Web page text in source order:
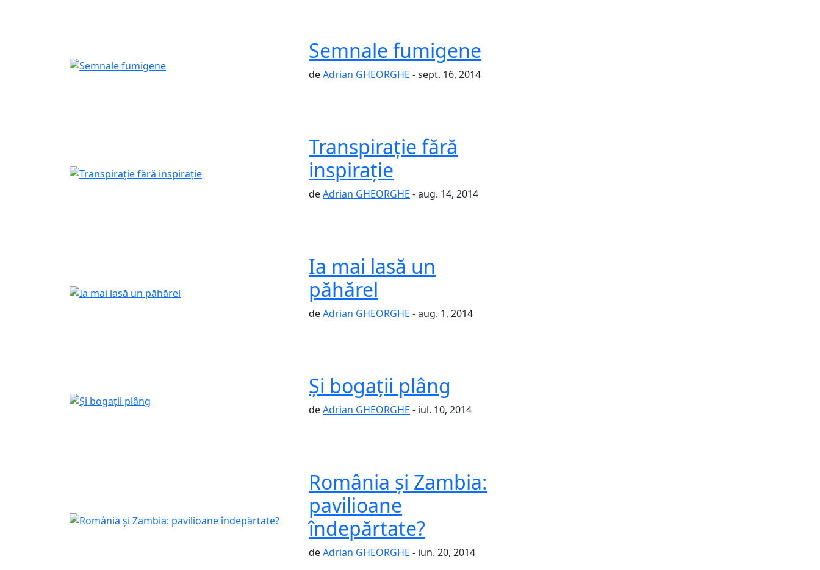
Semnale fumigene
deAdrian GHEORGHE - sept. 16, 2014
Transpiraţie fără
inspiraţie
deAdrian GHEORGHE - aug. 14, 2014
Ia mai lasă un
păhărel
deAdrian GHEORGHE - aug. 1, 2014
Şi bogaţii plâng
deAdrian GHEORGHE - iul. 10, 2014
România şi Zambia:
pavilioane
îndepărtate?
deAdrian GHEORGHE - iun. 20, 2014